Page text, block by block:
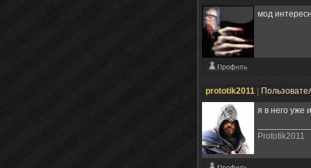
мод
prototik2011
я в него уже
Prototik2011